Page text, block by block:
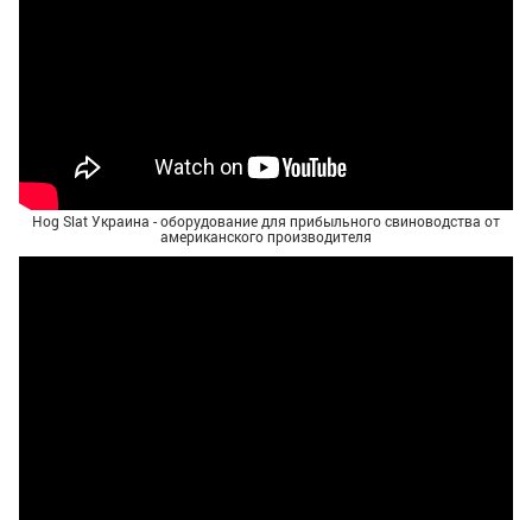
Hog Slat Украина - оборудование для прибыльного свиноводства от
американского производителя